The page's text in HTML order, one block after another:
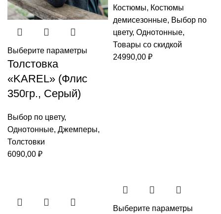
Выберите параметры
Толстовка
«KAREL» (Флис
350гр., Серый)
Выбор по цвету,
Однотонные, Джемперы,
Толстовки
6090,00 ₽
Костюмы, Костюмы
демисезонные, Выбор по
цвету, Однотонные,
Товары со скидкой
24990,00 ₽
Выберите параметры